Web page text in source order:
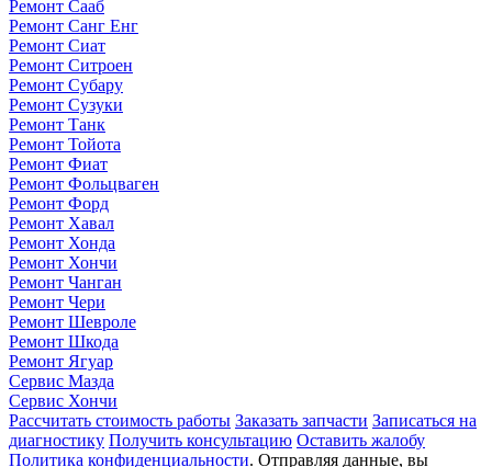
Ремонт Сааб
Ремонт Санг Енг
Ремонт Сиат
Ремонт Ситроен
Ремонт Субару
Ремонт Сузуки
Ремонт Танк
Ремонт Тойота
Ремонт Фиат
Ремонт Фольцваген
Ремонт Форд
Ремонт Хавал
Ремонт Хонда
Ремонт Хончи
Ремонт Чанган
Ремонт Чери
Ремонт Шевроле
Ремонт Шкода
Ремонт Ягуар
Сервис Мазда
Сервис Хончи
Рассчитать стоимость работы Заказать запчасти Записаться на
диагностику Получить консультацию Оставить жалобу
Политика конфиденциальности. Отправляя данные, вы